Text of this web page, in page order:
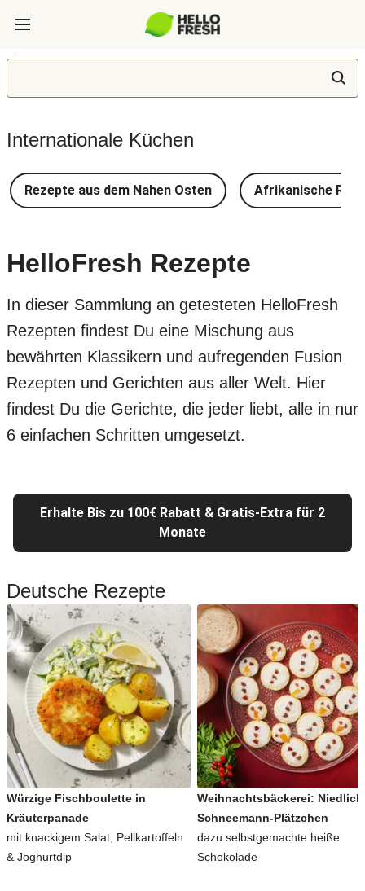
Internationale Küchen
Rezepte aus dem Nahen Osten Afrikanische
HelloFresh Rezepte
In dieser Sammlung an getesteten HelloFresh
Rezepten findest Du eine Mischung aus
bewährten Klassikern und aufregenden Fusion
Rezepten und Gerichten aus aller Welt. Hier
findest Du die Gerichte, die jeder liebt, alle in nur
6 einfachen Schritten umgesetzt.
Erhalte Bis zu 100€ Rabatt & Gratis-Extra für 2
Monate
Deutsche Rezepte
Würzige Fischboulette in
Kräuterpanade
mit knackigem Salat, Pellkartoffeln
& Joghurtdip
Weihnachtsbäckerei:
Schneemann-Plätzchen
dazu selbstgemachte heiße
Schokolade